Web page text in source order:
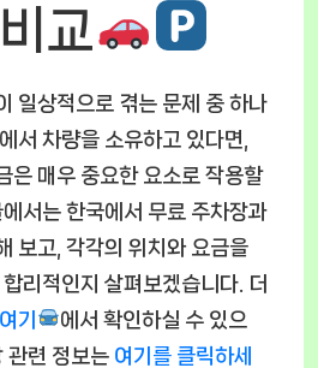
교
일상적으로 겪는 문제 중 하나
서 차량을 소유하고 있다면,
은 매우 중요한 요소로 작용할
서는 한국에서 무료 주차장과
보고, 각각의 위치와 요금을
리적인지 살펴보겠습니다. 더
여기
에서 확인하실 수 있으
관련 정보는 여기를 클릭하세